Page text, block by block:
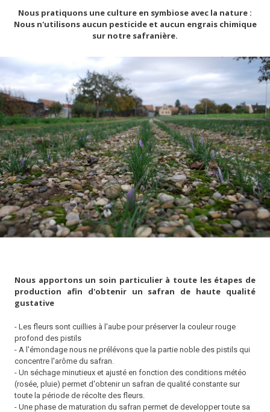
Nous pratiquons une culture en symbiose avec la nature :
Nous n'utilisons aucun pesticide et aucun engrais chimique
sur notre safranière.
Nous apportons un soin particulier à toute les étapes de
production afin d'obtenir un safran de haute qualité
gustative
- Les fleurs sont cuillies à l'aube pour préserver la couleur rouge
profond des pistils
- A l'émondage nous ne prélévons que la partie noble des pistils qui
concentre l'arôme du safran.
- Un séchage minutieux et ajusté en fonction des conditions météo
(rosée, pluie) permet d'obtenir un safran de qualité constante sur
toute la période de récolte des fleurs.
- Une phase de maturation du safran permet de developper toute sa